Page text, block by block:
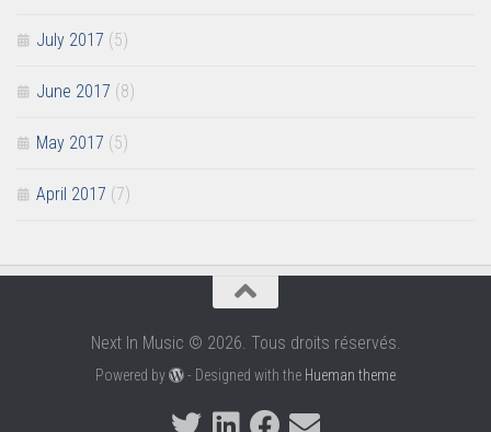
July 2017 (5)
June 2017 (8)
May 2017 (5)
April 2017 (7)
Next In Music © 2026. Tous droits réservés.
Powered by - Designed with the Hueman theme